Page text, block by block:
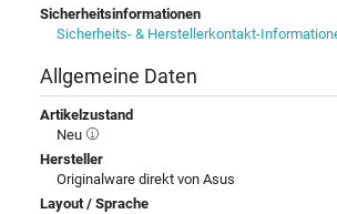
Sicherheitsinformationen
Sicherheits- & Herstellerkontakt-
Allgemeine Daten
Artikelzustand
Neu
Hersteller
Originalware direkt von Asus
Layout / Sprache